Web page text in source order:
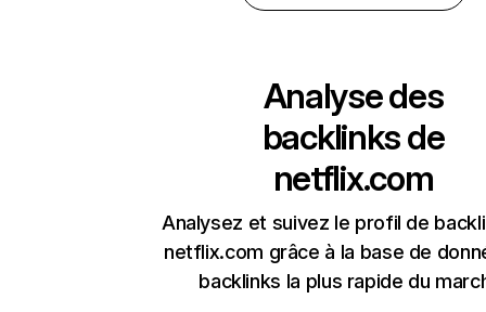
Analyse des
backlinks de
netflix.com
Analysez et suivez le profil de
netflix.com grâce à la base de
backlinks la plus rapide du